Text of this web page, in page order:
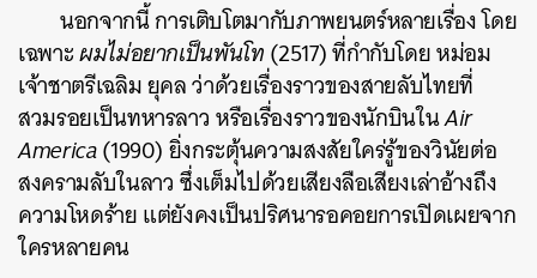
นอกจากนี้ การเติบโตมากับภาพยนตร์หลายเรื่อง โดย
เฉพาะผมไม่อยากเป็นพันโท(2517)ที่กำกับโดย หม่อม
เจ้าชาตรีเฉลิม ยุคล ว่าด้วยเรื่องราวของสายลับไทยที่
สวมรอยเป็นทหารลาว หรือเรื่องราวของนักบินในAir
America(1990) ยิ่งกระตุ้นความสงสัยใคร่รู้ของวินัยต่อ
สงครามลับในลาว ซึ่งเต็มไปด้วยเสียงลือเสียงเล่าอ้างถึง
ความโหดร้าย แต่ยังคงเป็นปริศนารอคอยการเปิดเผยจาก
ใครหลายคน